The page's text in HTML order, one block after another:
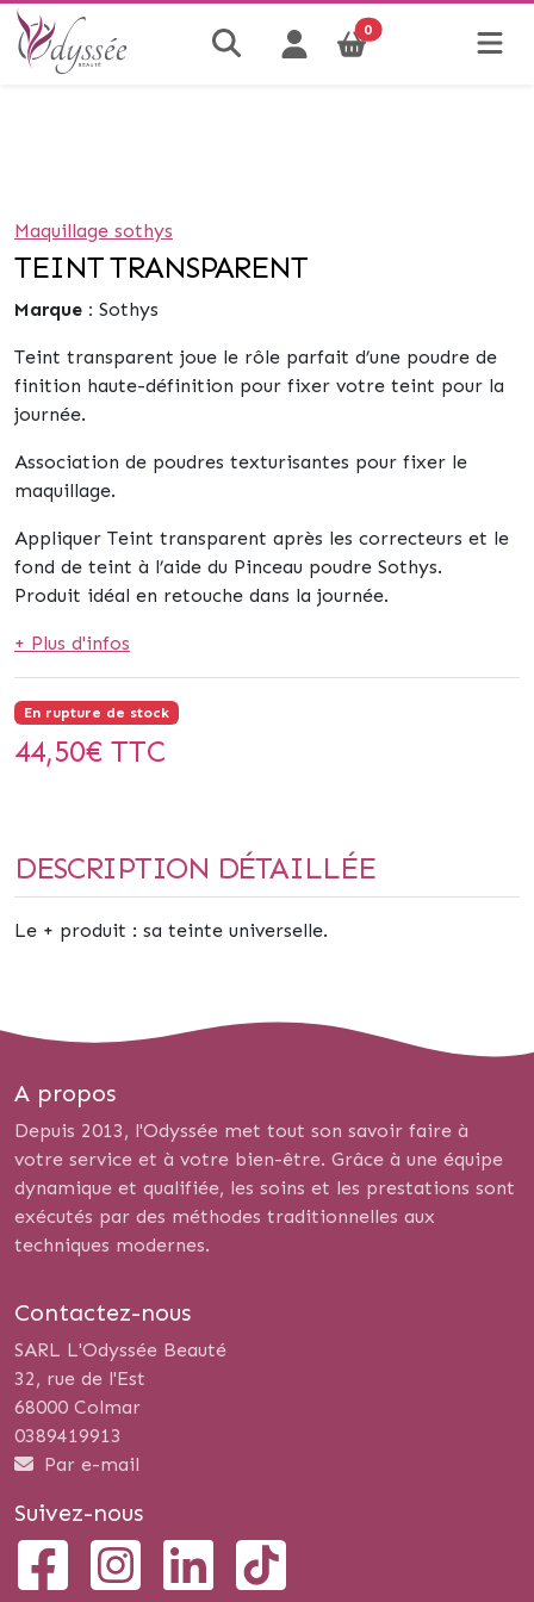
0
Maquillage sothys
TEINT TRANSPARENT
Marque : Sothys
Teint transparent joue le rôle parfait d’une poudre de
finition haute-définition pour fixer votre teint pour la
journée.
Association de poudres texturisantes pour fixer le
maquillage.
Appliquer Teint transparent après les correcteurs et le
fond de teint à l’aide du Pinceau poudre Sothys.
Produit idéal en retouche dans la journée.
+ Plus d'infos
En rupture de stock
44,50€ TTC
DESCRIPTION DÉTAILLÉE
Le + produit : sa teinte universelle.
A propos
Depuis 2013, l'Odyssée met tout son savoir faire à
votre service et à votre bien-être. Grâce à une équipe
dynamique et qualifiée, les soins et les prestations sont
exécutés par des méthodes traditionnelles aux
techniques modernes.
Contactez-nous
SARL L'Odyssée Beauté
32, rue de l'Est
68000 Colmar
0389419913
Par e-mail
Suivez-nous